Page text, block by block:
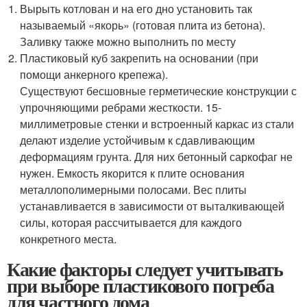
Вырыть котлован и на его дно установить так
называемый «якорь» (готовая плита из бетона).
Заливку также можно выполнить по месту
Пластиковый куб закрепить на основании (при
помощи анкерного крепежа).
Существуют бесшовные герметические конструкции с
упрочняющими ребрами жесткости. 15-
миллиметровые стенки и встроенный каркас из стали
делают изделие устойчивым к сдавливающим
деформациям грунта. Для них бетонный саркофаг не
нужен. Емкость якорится к плите основания
металлополимерными полосами. Вес плиты
устанавливается в зависимости от выталкивающей
силы, которая рассчитывается для каждого
конкретного места.
Какие факторы следует учитывать
при выборе пластикового погреба